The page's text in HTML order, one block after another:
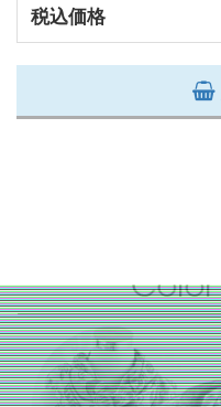
税込価格